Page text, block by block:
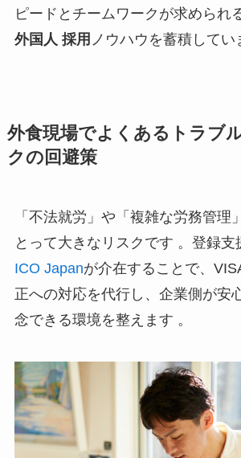
ピードとチームワークが求められ
外国人 採用 ノウハウを蓄積してい
外食現場でよくあるトラブ
クの回避策
「不法就労」や「複雑な労務管理
とって大きなリスクです 。登録支
ICO Japanが介在することで、
正への対応を代行し、企業側が安
念できる環境を整えます 。